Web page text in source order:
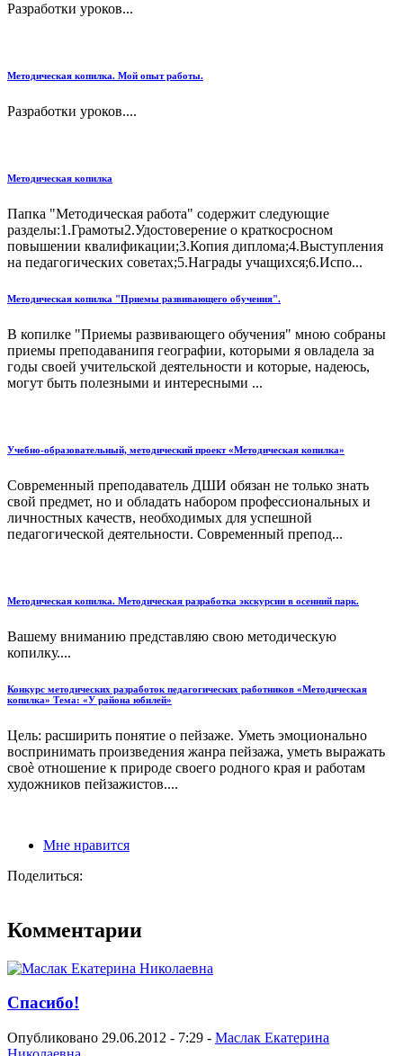
Разработки уроков...
Методическая копилка. Мой опыт работы.
Разработки уроков....
Методическая копилка
Папка "Методическая работа" содержит следующие
разделы:1.Грамоты2.Удостоверение о краткосросном
повышении квалификации;3.Копия диплома;4.Выступления
на педагогических советах;5.Награды учащихся;6.Испо...
Методическая копилка "Приемы развивающего обучения".
В копилке "Приемы развивающего обучения" мною собраны
приемы преподаванипя географии, которыми я овладела за
годы своей учительской деятельности и которые, надеюсь,
могут быть полезными и интересными ...
Учебно-образовательный, методический проект «Методическая копилка»
Современный преподаватель ДШИ обязан не только знать
свой предмет, но и обладать набором профессиональных и
личностных качеств, необходимых для успешной
педагогической деятельности. Современный препод...
Методическая копилка. Методическая разработка экскурсии в осенний парк.
Вашему вниманию представляю свою методическую
копилку....
Конкурс методических разработок педагогических работников «Методическая
копилка» Тема: «У района юбилей»
Цель: расширить понятие о пейзаже. Уметь эмоционально
воспринимать произведения жанра пейзажа, уметь выражать
своѐ отношение к природе своего родного края и работам
художников пейзажистов....
Мне нравится
Поделиться:
Комментарии
Спасибо!
Опубликовано 29.06.2012 - 7:29 - Маслак Екатерина